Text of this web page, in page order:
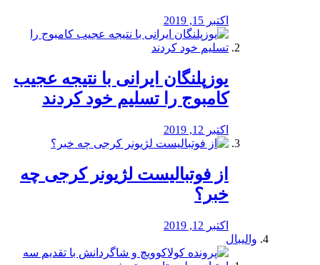
اکتبر 15, 2019
یوزپلنگان ایرانی با نتیجه عجیب
کامبوج را تسلیم خود کردند
اکتبر 12, 2019
از فوتبالیست لژیونر کرجی چه
خبر؟
اکتبر 12, 2019
والیبال